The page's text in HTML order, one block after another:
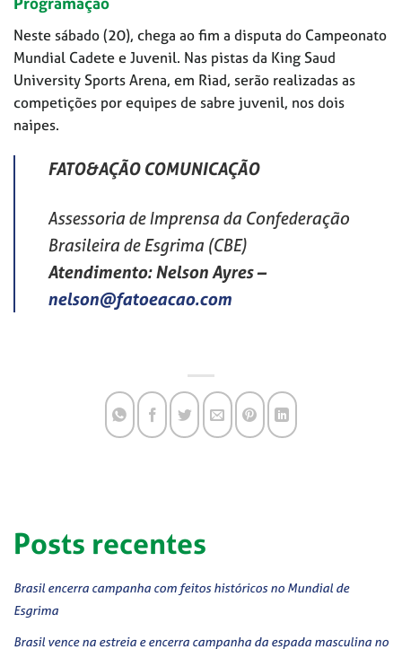
Neste sábado (20), chega ao fim a disputa do Campeonato
Mundial Cadete e Juvenil. Nas pistas da King Saud
University Sports Arena, em Riad, serão realizadas as
competições por equipes de sabre juvenil, nos dois
naipes.
FATO&AÇÃO COMUNICAÇÃO
Assessoria de Imprensa da Confederação
Brasileira de Esgrima (CBE)
Atendimento: Nelson Ayres–
nelson@fatoeacao.com
Posts recentes
Brasil encerra campanha com feitos históricos no Mundial de
Esgrima
Brasil vence na estreia e encerra campanha da espada masculina no